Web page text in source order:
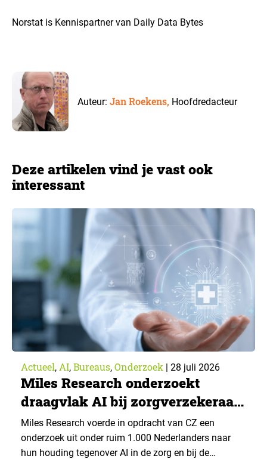
Norstat is Kennispartner van Daily Data Bytes
Auteur:Jan Roekens, Hoofdredacteur
Deze artikelen vind je vast ook
interessant
Actueel, AI, Bureaus, Onderzoek | 28 juli 2026
Miles Research onderzoekt
draagvlak AI bij zorgverzekeraar
CZ
Miles Research voerde in opdracht van CZ een
onderzoek uit onder ruim 1.000 Nederlanders naar
hun houding tegenover AI in de zorg en bij de